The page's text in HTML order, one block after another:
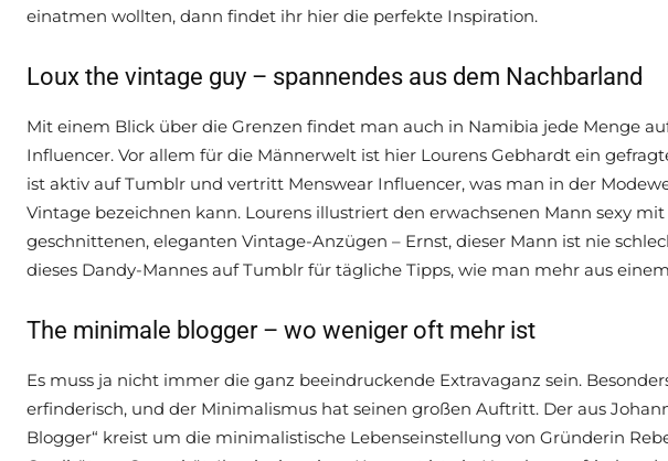
einatmen wollten, dann findet ihr hier die perfekte Inspiration.
Loux the vintage guy – spannendes aus dem Nachbarland
Mit einem Blick über die Grenzen findet man auch in Namibia jede Menge
Influencer. Vor allem für die Männerwelt ist hier Lourens Gebhardt ein
ist aktiv auf Tumblr und vertritt Menswear Influencer, was man in der
Vintage bezeichnen kann. Lourens illustriert den erwachsenen Mann sexy
geschnittenen, eleganten Vintage-Anzügen – Ernst, dieser Mann ist nie
dieses Dandy-Mannes auf Tumblr für tägliche Tipps, wie man mehr aus
The minimale blogger – wo weniger oft mehr ist
Es muss ja nicht immer die ganz beeindruckende Extravaganz sein.
erfinderisch, und der Minimalismus hat seinen großen Auftritt. Der aus
Blogger“ kreist um die minimalistische Lebenseinstellung von Gründerin